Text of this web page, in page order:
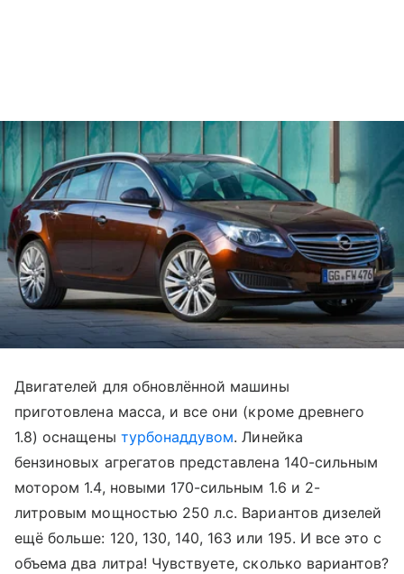
Двигателей для обновлённой машины
приготовлена масса, и все они (кроме древнего
1.8) оснащены турбонаддувом. Линейка
бензиновых агрегатов представлена 140-сильным
мотором 1.4, новыми 170-сильным 1.6 и 2-
литровым мощностью 250 л.с. Вариантов дизелей
ещё больше: 120, 130, 140, 163 или 195. И все это с
объема два литра! Чувствуете, сколько вариантов?